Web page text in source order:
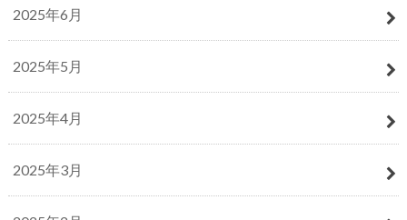
2025年6月
2025年5月
2025年4月
2025年3月